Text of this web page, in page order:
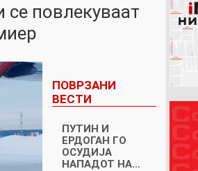
се повлекуваат
ПОВРЗАНИ
ВЕСТИ
ПУТИН И
ЕРДОГАН ГО
ОСУДИЈА
НАПАДОТ НА…